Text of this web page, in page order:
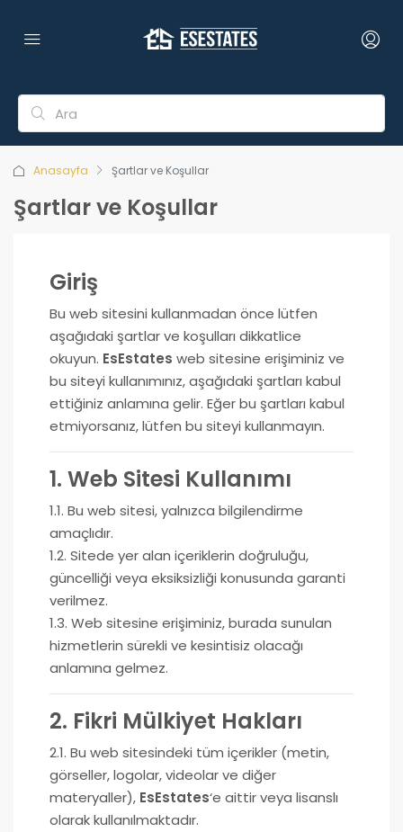
Anasayfa Şartlar ve Koşullar
Şartlar ve Koşullar
Giriş
Bu web sitesini kullanmadan önce lütfen
aşağıdaki şartlar ve koşulları dikkatlice
okuyun. EsEstates web sitesine erişiminiz ve
bu siteyi kullanımınız, aşağıdaki şartları kabul
ettiğiniz anlamına gelir. Eğer bu şartları kabul
etmiyorsanız, lütfen bu siteyi kullanmayın.
1. Web Sitesi Kullanımı
1.1. Bu web sitesi, yalnızca bilgilendirme
amaçlıdır.
1.2. Sitede yer alan içeriklerin doğruluğu,
güncelliği veya eksiksizliği konusunda garanti
verilmez.
1.3. Web sitesine erişiminiz, burada sunulan
hizmetlerin sürekli ve kesintisiz olacağı
anlamına gelmez.
2. Fikri Mülkiyet Hakları
2.1. Bu web sitesindeki tüm içerikler (metin,
görseller, logolar, videolar ve diğer
materyaller), EsEstates‘e aittir veya lisanslı
olarak kullanılmaktadır.